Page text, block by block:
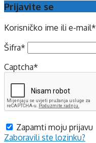
Prijavite se
Korisničko ime ili e-mail*
Šifra*
Captcha*
Zapamti moju prijavu
Zaboravili ste lozinku?